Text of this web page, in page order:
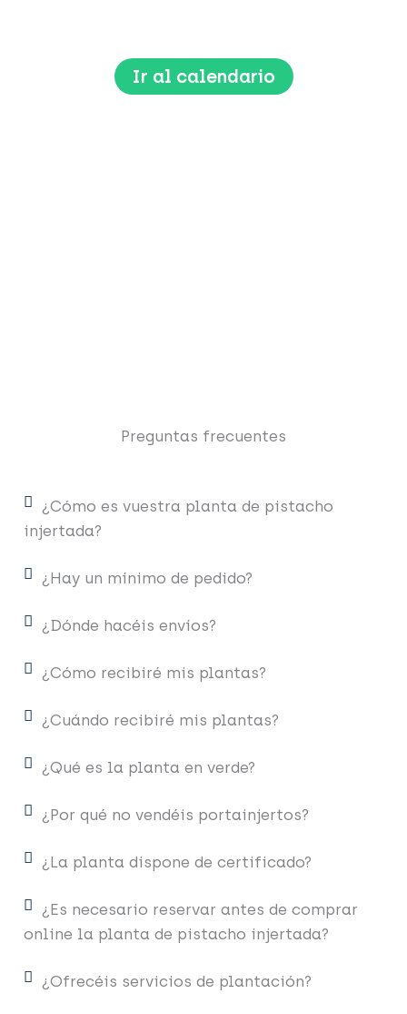
Ir al calendario
Preguntas frecuentes
¿Cómo es vuestra planta de pistacho
injertada?
¿Hay un mínimo de pedido?
¿Dónde hacéis envíos?
¿Cómo recibiré mis plantas?
¿Cuándo recibiré mis plantas?
¿Qué es la planta en verde?
¿Por qué no vendéis portainjertos?
¿La planta dispone de certificado?
¿Es necesario reservar antes de comprar
online la planta de pistacho injertada?
¿Ofrecéis servicios de plantación?